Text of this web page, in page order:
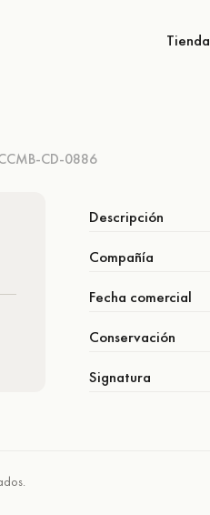
Tienda
CD-0886
Descripción
Compañía
Fecha comercial
Conservación
Signatura